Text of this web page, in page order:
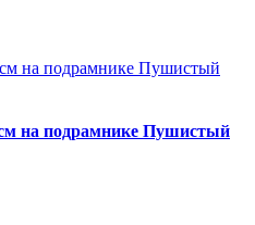
на подрамнике Пушистый